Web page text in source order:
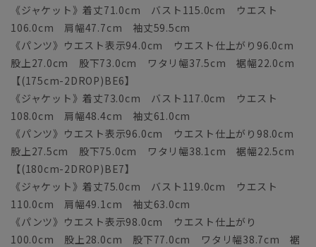
《ジャケット》着丈71.0cm バスト115.0cm ウエスト
106.0cm 肩幅47.7cm 袖丈59.5cm
《パンツ》ウエスト表示94.0cm ウエスト仕上がり96.0cm
股上27.0cm 股下73.0cm ワタリ幅37.5cm 裾幅22.0cm
【(175cm-2DROP)BE6】
《ジャケット》着丈73.0cm バスト117.0cm ウエスト
108.0cm 肩幅48.4cm 袖丈61.0cm
《パンツ》ウエスト表示96.0cm ウエスト仕上がり98.0cm
股上27.5cm 股下75.0cm ワタリ幅38.1cm 裾幅22.5cm
【(180cm-2DROP)BE7】
《ジャケット》着丈75.0cm バスト119.0cm ウエスト
110.0cm 肩幅49.1cm 袖丈63.0cm
《パンツ》ウエスト表示98.0cm ウエスト仕上がり
100.0cm 股上28.0cm 股下77.0cm ワタリ幅38.7cm 裾